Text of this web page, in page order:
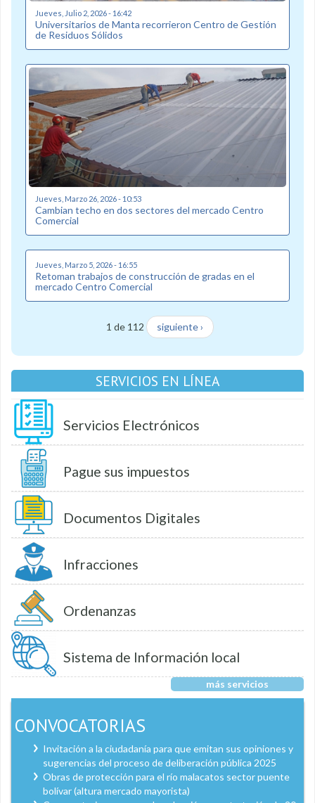
Jueves, Julio 2, 2026 - 16:42
Universitarios de Manta recorrieron Centro de Gestión
de Residuos Sólidos
Jueves, Marzo 26, 2026 - 10:53
Cambian techo en dos sectores del mercado Centro
Comercial
Jueves, Marzo 5, 2026 - 16:55
Retoman trabajos de construcción de gradas en el
mercado Centro Comercial
1 de 112 siguiente ›
SERVICIOS EN LÍNEA
Servicios Electrónicos
Pague sus impuestos
Documentos Digitales
Infracciones
Ordenanzas
Sistema de Información local
más servicios
CONVOCATORIAS
Invitación a la ciudadanía para que emitan sus opiniones y
sugerencias del proceso de deliberación pública 2025
Obras de protección para el río malacatos sector puente
bolívar (altura mercado mayorista)